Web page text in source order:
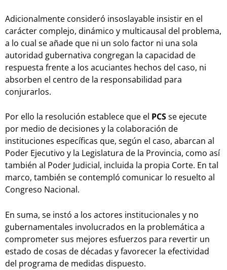
Adicionalmente consideró insoslayable insistir en el
carácter complejo, dinámico y multicausal del problema,
a lo cual se añade que ni un solo factor ni una sola
autoridad gubernativa congregan la capacidad de
respuesta frente a los acuciantes hechos del caso, ni
absorben el centro de la responsabilidad para
conjurarlos.
Por ello la resolución establece que el PCSse ejecute
por medio de decisiones y la colaboración de
instituciones específicas que, según el caso, abarcan al
Poder Ejecutivo y la Legislatura de la Provincia, como así
también al Poder Judicial, incluida la propia Corte. En tal
marco, también se contempló comunicar lo resuelto al
Congreso Nacional.
En suma, se instó a los actores institucionales y no
gubernamentales involucrados en la problemática a
comprometer sus mejores esfuerzos para revertir un
estado de cosas de décadas y favorecer la efectividad
del programa de medidas dispuesto.